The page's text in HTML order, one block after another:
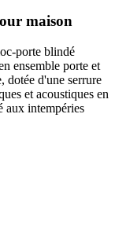
maison
porte blindé
ensemble porte et
dotée d'une serrure
et acoustiques en
aux intempéries